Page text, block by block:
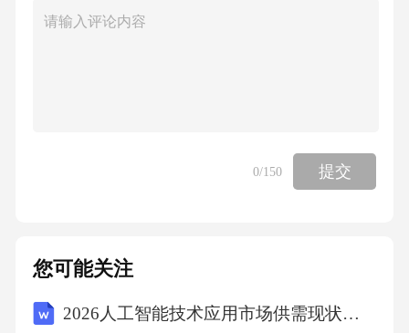
要饭的时候，又被送给了她。我沦入贫寒，站
个样。我的身体里面装进了土，对一个茶壶来
说，就是被埋掉了。不过，土里放了一个球
的是，它代替了中国茶叶和滚开的水，代替了
身体里。它成了我的心脏，我的活心脏。我以
0/150 提交
您可能关注
2026人工智能技术应用市场供需现状分析及投资发展布局指导文件